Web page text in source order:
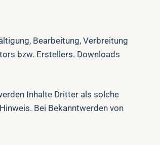
Bearbeitung, Verbreitung
bzw. Erstellers. Downloads
Inhalte Dritter als solche
Bei Bekanntwerden von